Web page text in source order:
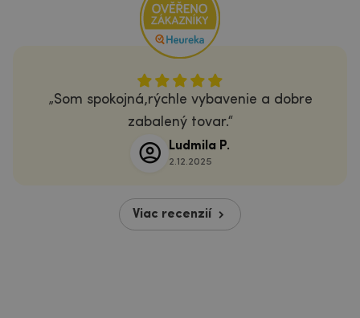
Som spokojná,rýchle vybavenie a dobre
zabalený tovar.
Ludmila P.
2.12.2025
Viac recenzií